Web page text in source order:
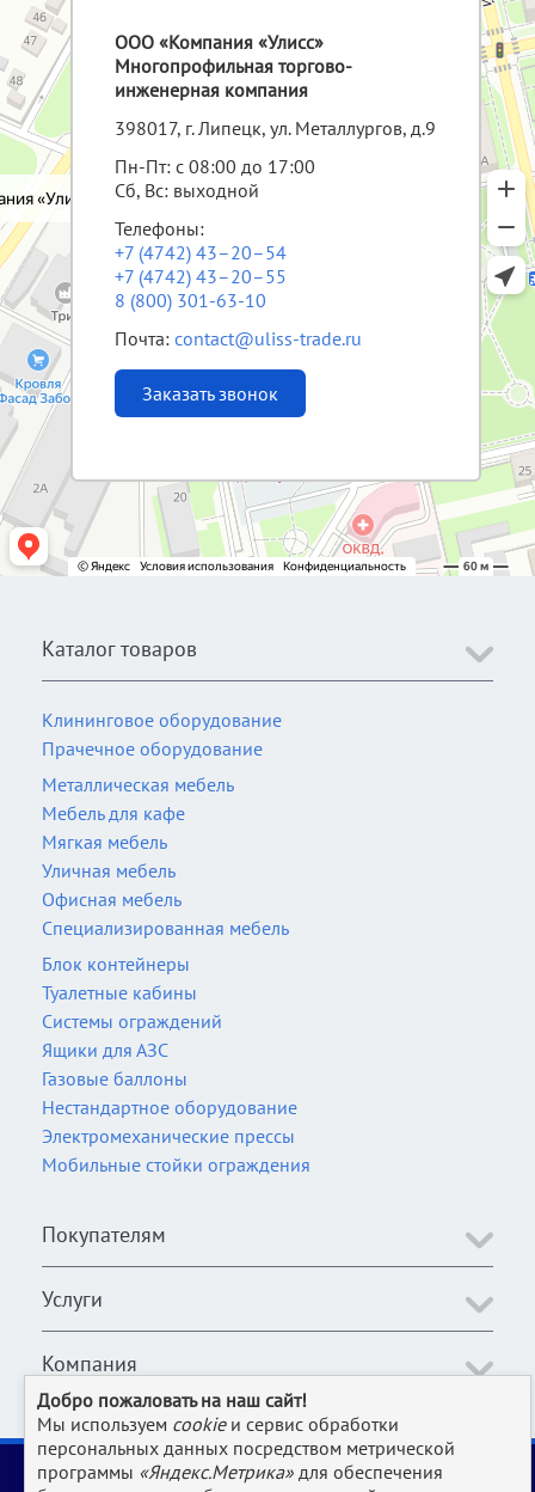
ООО «Компания «Улисс»
Многопрофильная торгово-
инженерная компания
398017, г. Липецк, ул. Металлургов, д.9
Пн-Пт: с 08:00 до 17:00
Сб, Вс: выходной
Телефоны:
+7 (4742) 43–20–54
+7 (4742) 43–20–55
8 (800) 301-63-10
Почта:contact@uliss-trade.ru
Заказать звонок
Каталог товаров
Клининговое оборудование
Прачечное оборудование
Металлическая мебель
Мебель для кафе
Мягкая мебель
Уличная мебель
Офисная мебель
Специализированная мебель
Блок контейнеры
Туалетные кабины
Системы ограждений
Ящики для АЗС
Газовые баллоны
Нестандартное оборудование
Электромеханические прессы
Мобильные стойки ограждения
Покупателям
Услуги
Компания
2006-2026 © Оборудование для магазина, супермаркета,
кафе, бара, ресторана, столовой, прачки и клининга и пр.
Добро пожаловать на наш сайт!
Мы используем cookieи сервис обработки
персональных данных посредством метрической
программы «Яндекс.Метрика» для обеспечения